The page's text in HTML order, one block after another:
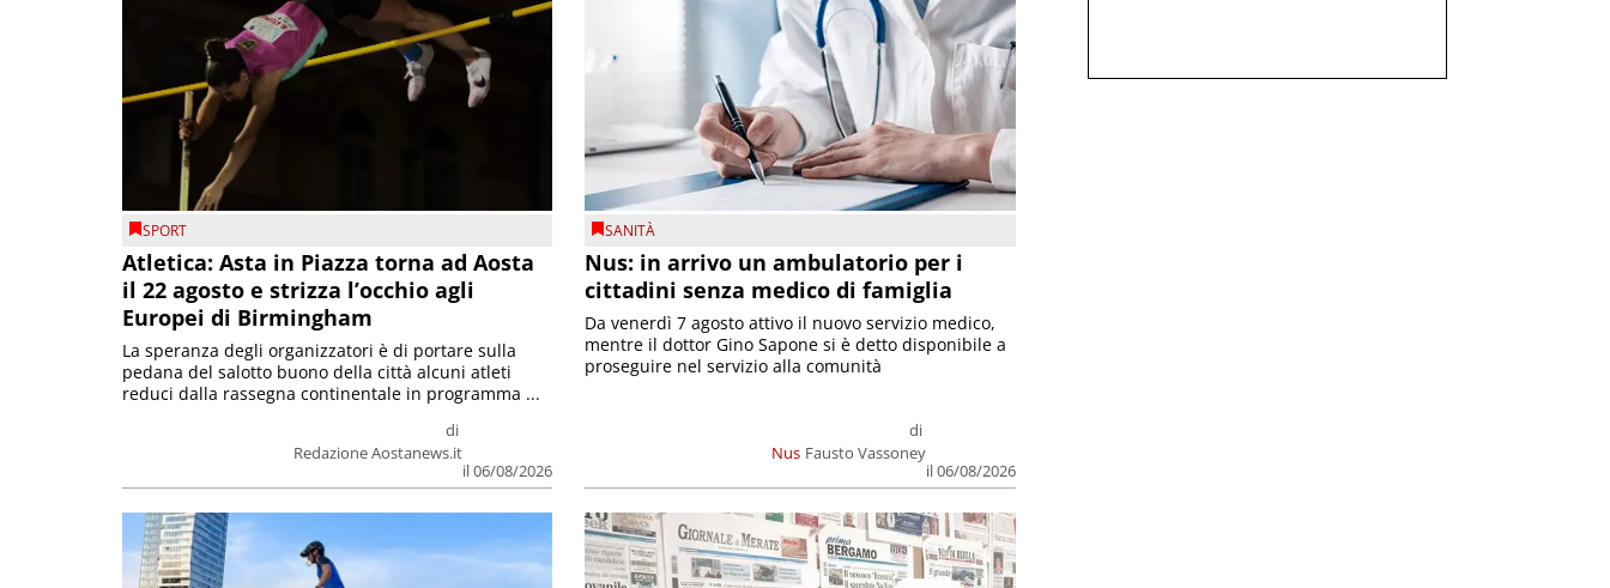
SPORT
Atletica: Asta in Piazza torna ad Aosta
il 22 agosto e strizza l’occhio agli
Europei di Birmingham
di
Redazione Aostanews.it
il 06/08/2026
La speranza degli organizzatori è di portare sulla
pedana del salotto buono della città alcuni atleti
reduci dalla rassegna continentale in programma ...
SANITÀ
Nus: in arrivo un ambulatorio per i
cittadini senza medico di famiglia
Nus
di
Fausto Vassoney
il 06/08/2026
Da venerdì 7 agosto attivo il nuovo servizio medico,
mentre il dottor Gino Sapone si è detto disponibile a
proseguire nel servizio alla comunità